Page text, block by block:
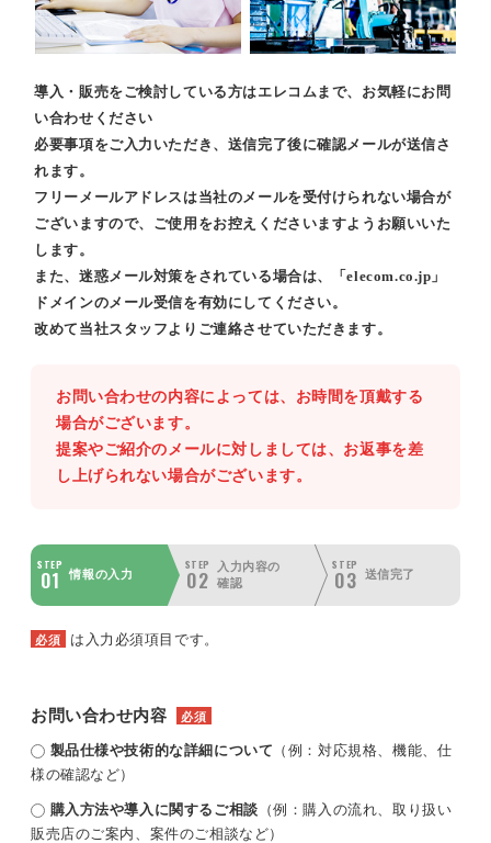
導入・販売をご検討している方はエレコムまで、お気軽にお問
い合わせください
必要事項をご入力いただき、送信完了後に確認メールが送信さ
れます。
フリーメールアドレスは当社のメールを受付けられない場合が
ございますので、ご使用をお控えくださいますようお願いいた
します。
また、迷惑メール対策をされている場合は、「elecom.co.jp」
ドメインのメール受信を有効にしてください。
改めて当社スタッフよりご連絡させていただきます。
お問い合わせの内容によっては、お時間を頂戴する
場合がございます。
提案やご紹介のメールに対しましては、お返事を差
し上げられない場合がございます。
STEP
01 情報の入力
STEP
02
入力内容の
確認
STEP
03 送信完了
必須 は入力必須項目です。
お問い合わせ内容 必須
製品仕様や技術的な詳細について （例：対応規格、機能、仕
様の確認など）
購入方法や導入に関するご相談 （例：購入の流れ、取り扱い
販売店のご案内、案件のご相談など）